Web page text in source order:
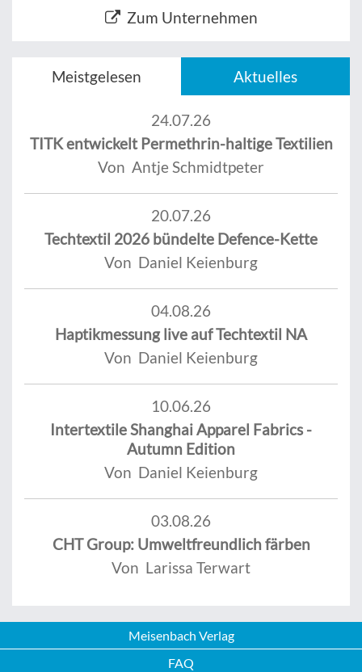
Zum Unternehmen
Meistgelesen Aktuelles
24.07.26
TITK entwickelt Permethrin-haltige Textilien
Von Antje Schmidtpeter
20.07.26
Techtextil 2026 bündelte Defence-Kette
Von Daniel Keienburg
04.08.26
Haptikmessung live auf Techtextil NA
Von Daniel Keienburg
10.06.26
Intertextile Shanghai Apparel Fabrics -
Autumn Edition
Von Daniel Keienburg
03.08.26
CHT Group: Umweltfreundlich färben
Von Larissa Terwart
Meisenbach Verlag
FAQ